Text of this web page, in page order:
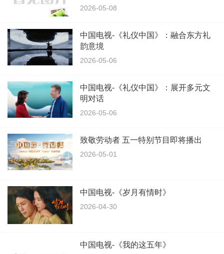
2026-05-08
中国电视-《礼仪中国》：融合东方礼
韵意境
2026-05-06
中国电视-《礼仪中国》：展开多元文
明对话
2026-05-06
致敬劳动者 五一特别节目即将播出
2026-05-01
中国电视-《岁月有情时》
2026-04-30
中国电视-《我的这五年》